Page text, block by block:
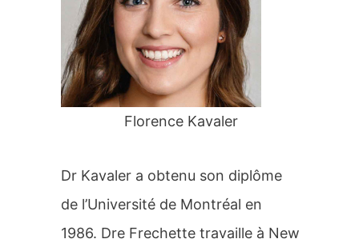
:
Florence Kavaler
Dr Kavaler a obtenu son diplôme
de l’Université de Montréal en
1986. Dre Frechette travaille à New